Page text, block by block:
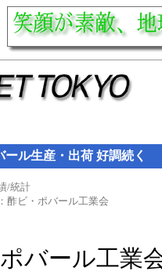
ール生産・出荷 好調続く
/統計
酢ビ・ポバール工業会
バール工業